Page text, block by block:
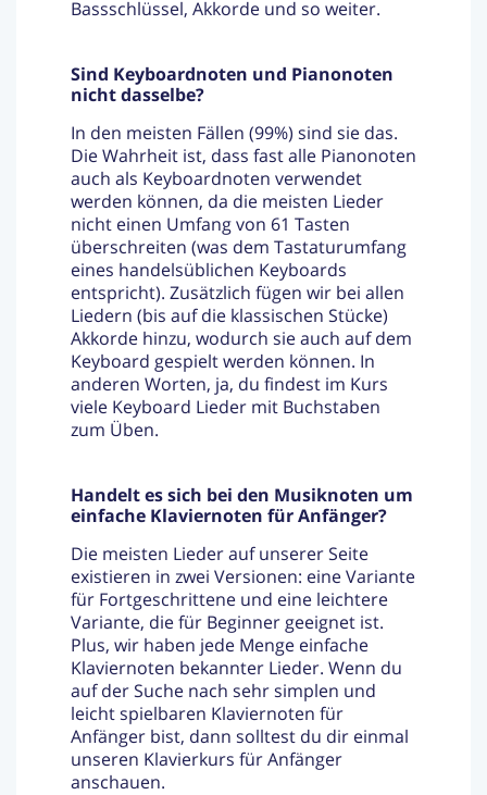
Bassschlüssel, Akkorde und so weiter.
Sind Keyboardnoten und Pianonoten
nicht dasselbe?
In den meisten Fällen (99%) sind sie das.
Die Wahrheit ist, dass fast alle Pianonoten
auch als Keyboardnoten verwendet
werden können, da die meisten Lieder
nicht einen Umfang von 61 Tasten
überschreiten (was dem Tastaturumfang
eines handelsüblichen Keyboards
entspricht). Zusätzlich fügen wir bei allen
Liedern (bis auf die klassischen Stücke)
Akkorde hinzu, wodurch sie auch auf dem
Keyboard gespielt werden können. In
anderen Worten, ja, du findest im Kurs
viele Keyboard Lieder mit Buchstaben
zum Üben.
Handelt es sich bei den Musiknoten um
einfache Klaviernoten für Anfänger?
Die meisten Lieder auf unserer Seite
existieren in zwei Versionen: eine Variante
für Fortgeschrittene und eine leichtere
Variante, die für Beginner geeignet ist.
Plus, wir haben jede Menge einfache
Klaviernoten bekannter Lieder. Wenn du
auf der Suche nach sehr simplen und
leicht spielbaren Klaviernoten für
Anfänger bist, dann solltest du dir einmal
unseren Klavierkurs für Anfänger
anschauen.